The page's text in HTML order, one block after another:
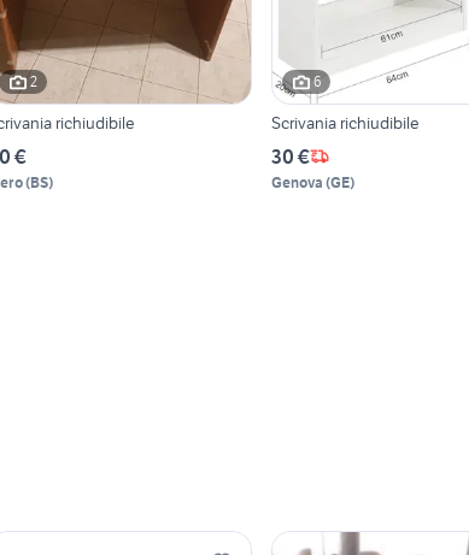
2
richiudibile
€
(BS)
6
Scrivania richiudibile
30 €
Genova (GE)